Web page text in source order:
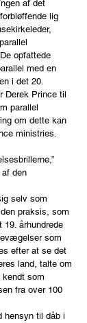
af det
lig
opfattede
med en
i det 20.
Derek Prince til
parallel
om dette kan
ministries.
den
selv som
praksis, som
århundrede
som
efter at se det
land, talte om
kendt som
fra over 100
hensyn til dåb i